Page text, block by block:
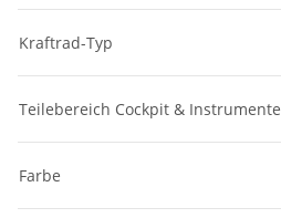
Kraftrad-Typ
Teilebereich Cockpit & Instrumente
Farbe